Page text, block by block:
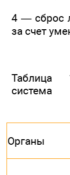
4 — сброс
за счет
Таблица
система
Органы